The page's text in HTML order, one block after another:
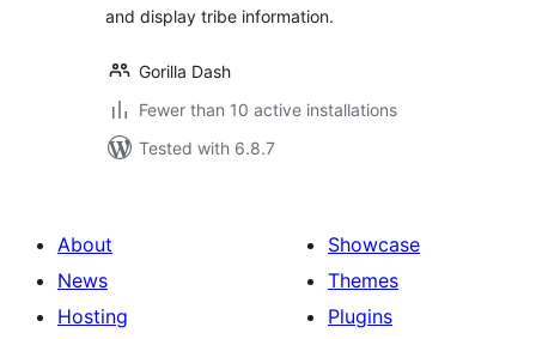
and display tribe information.
Gorilla Dash
Fewer than 10 active installations
Tested with 6.8.7
About
News
Hosting
Showcase
Themes
Plugins